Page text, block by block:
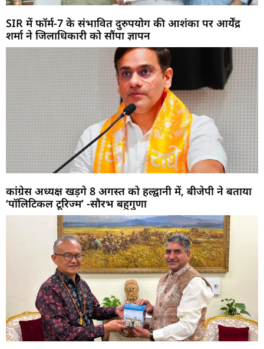
SIR में फॉर्म-7 के संभावित दुरुपयोग की आशंका पर आर्येंद्र
शर्मा ने जिलाधिकारी को सौंपा ज्ञापन
कांग्रेस अध्यक्ष खड़गे 8 अगस्त को हल्द्वानी में, बीजेपी ने बताया
‘पॉलिटिकल टूरिज्म’ -सौरभ बहुगुणा